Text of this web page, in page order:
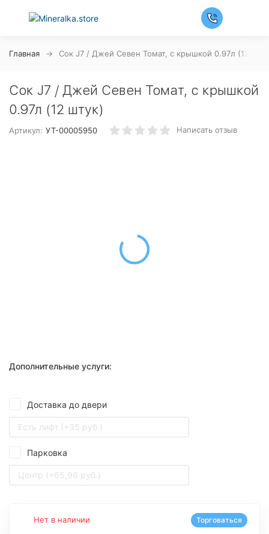
Главная Сок J7 / Джей Севен Томат, с крышкой 0.97л (12
Сок J7 / Джей Севен Томат, с крышкой
0.97л (12 штук)
Артикул: УТ-00005950 Написать отзыв
Дополнительные услуги:
Доставка до двери
Есть лифт (+35 руб.)
Парковка
Центр (+65,96 руб.)
Нет в наличии Торговаться